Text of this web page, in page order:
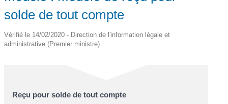
solde de tout compte
Vérifié le 14/02/2020 - Direction de l'information légale et
administrative (Premier ministre)
Reçu pour solde de tout compte